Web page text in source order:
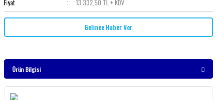
Fiyat
13.332,50 TL + KDV
Gelince Haber Ver
Ürün Bilgisi